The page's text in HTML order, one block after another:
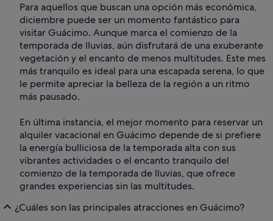
Para aquellos que buscan una opción más económica,
diciembre puede ser un momento fantástico para
visitar Guácimo. Aunque marca el comienzo de la
temporada de lluvias, aún disfrutará de una exuberante
vegetación y el encanto de menos multitudes. Este mes
más tranquilo es ideal para una escapada serena, lo que
le permite apreciar la belleza de la región a un ritmo
más pausado.
En última instancia, el mejor momento para reservar un
alquiler vacacional en Guácimo depende de si prefiere
la energía bulliciosa de la temporada alta con sus
vibrantes actividades o el encanto tranquilo del
comienzo de la temporada de lluvias, que ofrece
grandes experiencias sin las multitudes.
¿Cuáles son las principales atracciones en Guácimo?